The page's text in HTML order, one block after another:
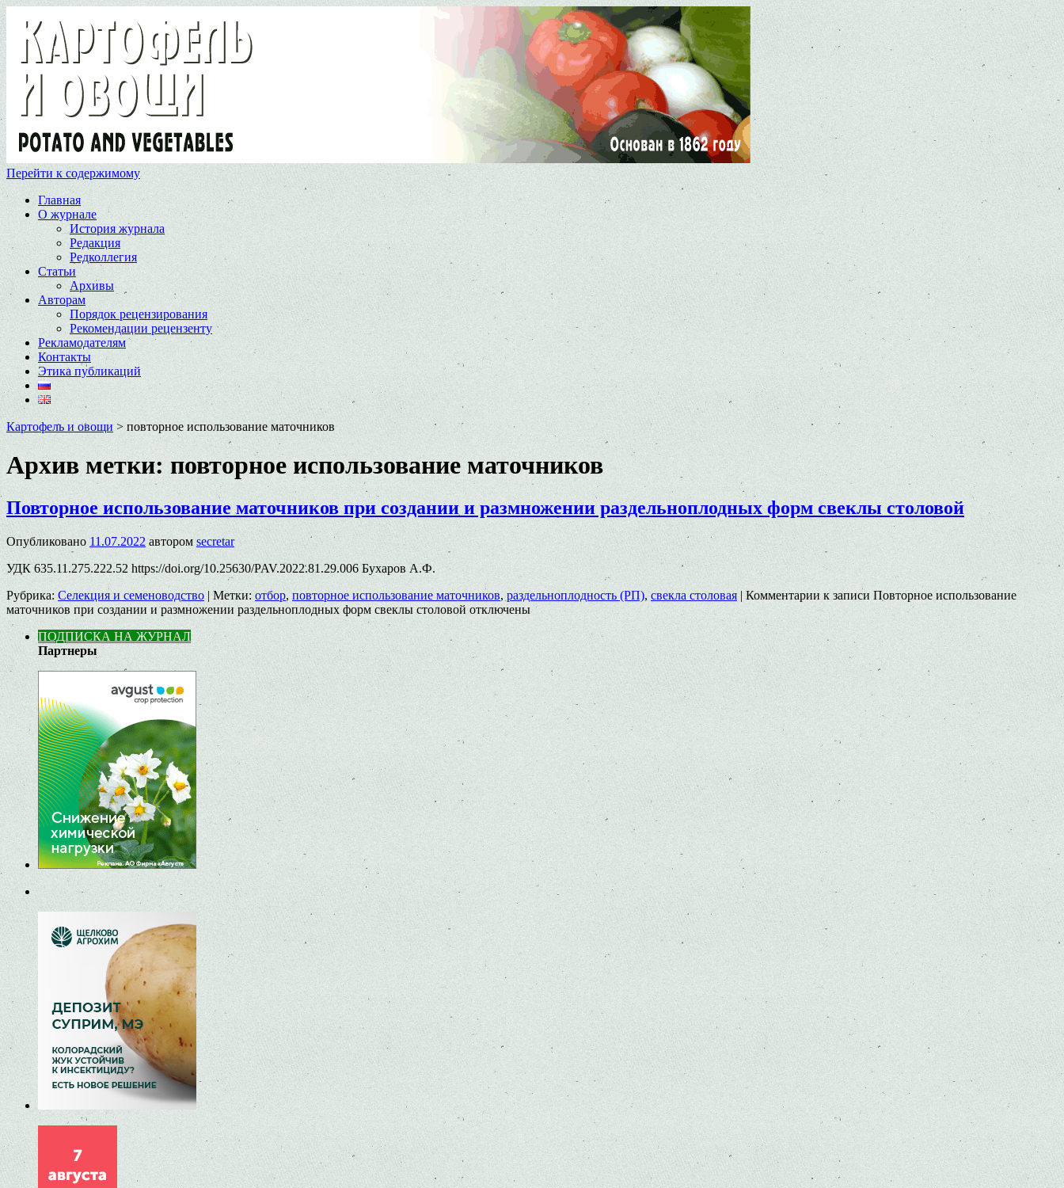
Перейти к содержимому
Главная
О журнале
История журнала
Редакция
Редколлегия
Статьи
Архивы
Авторам
Порядок рецензирования
Рекомендации рецензенту
Рекламодателям
Контакты
Этика публикаций
Картофель и овощи > повторное использование маточников
Архив метки: повторное использование маточников
Повторное использование маточников при создании и размножении раздельноплодных форм свеклы столовой
Опубликовано 11.07.2022 автором secretar
УДК 635.11.275.222.52 https://doi.org/10.25630/PAV.2022.81.29.006 Бухаров А.Ф.
Рубрика: Селекция и семеноводство | Метки: отбор, повторное использование маточников,раздельноплодность (РП),свекла столовая | Комментариик записи Повторное использование
маточников при создании и размножении раздельноплодных форм свеклы столовойотключены
ПОДПИСКА НА ЖУРНАЛ
Партнеры